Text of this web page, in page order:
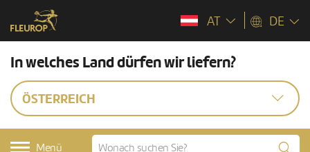
AT DE
In welches Land dürfen wir liefern?
ÖSTERREICH
Menü